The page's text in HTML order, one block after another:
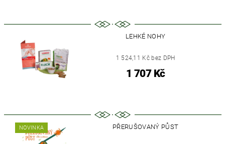
LEHKÉ NOHY
1 524,11 Kč bez DPH
1 707 Kč
NOVINKA PŘERUŠOVANÝ PŮST